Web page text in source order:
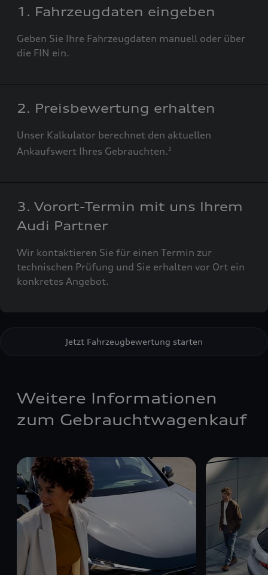
1. Fahrzeugdaten eingeben
Geben Sie Ihre Fahrzeugdaten manuell oder über
die FIN ein.
2. Preisbewertung erhalten
Unser Kalkulator berechnet den aktuellen
Ankaufswert Ihres Gebrauchten.2
3. Vorort-Termin mit uns Ihrem
Audi Partner
Wir kontaktieren Sie für einen Termin zur
technischen Prüfung und Sie erhalten vor Ort ein
konkretes Angebot.
Jetzt Fahrzeugbewertung starten
Weitere Informationen
zum Gebrauchtwagenkauf